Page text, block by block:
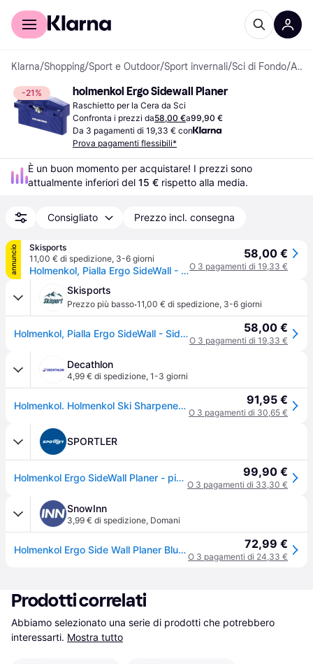
Per il tuo shopping
Klarna/Shopping/Sport e Outdoor/Sport invernali/Sci di Fondo/ Accessori per la Cera da Sci
-21% holmenkol Ergo Sidewall Planer
Raschietto per la Cera da Sci
Confronta i prezzi da58,00 €a99,90 €
Da 3 pagamenti di 19,33 € con
Prova pagamenti flessibili*
È un buon momento per acquistare! I prezzi sono
attualmente inferiori del 15 € rispetto alla media.
Consigliato Prezzo incl. consegna
annuncio
Skisports
11,00 € di spedizione, 3-6 giorni
Holmenkol, Pialla Ergo SideWall - Sidewall Planer
58,00 €
O 3 pagamenti di 19,33 €
Skisports
Prezzo più basso·11,00 € di spedizione, 3-6 giorni
Holmenkol, Pialla Ergo SideWall - Sidewall Planer 58,00 €
O 3 pagamenti di 19,33 €
Decathlon
4,99 € di spedizione, 1-3 giorni
Holmenkol. Holmenkol Ski Sharpener Lima Da Sci Ritiro Gratis - blu - sans taille 91,95 €
O 3 pagamenti di 30,65 €
SPORTLER
Holmenkol Ergo SideWall Planer - pialla 99,90 €
O 3 pagamenti di 33,30 €
SnowInn
3,99 € di spedizione, Domani
Holmenkol Ergo Side Wall Planer Blu,Nero 72,99 €
O 3 pagamenti di 24,33 €
Prodotti correlati
Abbiamo selezionato una serie di prodotti che potrebbero
interessarti. Mostra tutto